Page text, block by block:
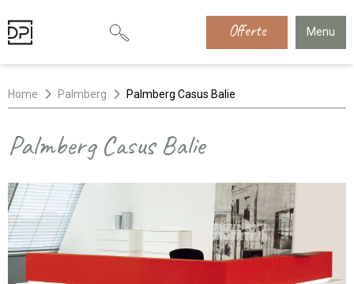
Offerte Menu
Home Palmberg Palmberg Casus Balie
Palmberg Casus Balie